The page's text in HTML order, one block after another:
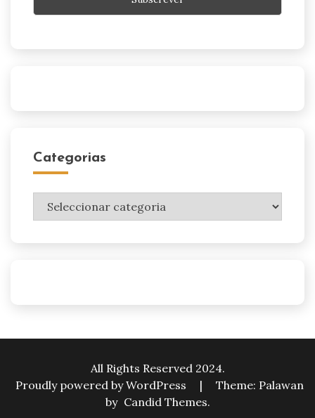
Categorias
Categorias
All Rights Reserved 2024.
Proudly powered by WordPress
|
Theme: Palawan
by Candid Themes.